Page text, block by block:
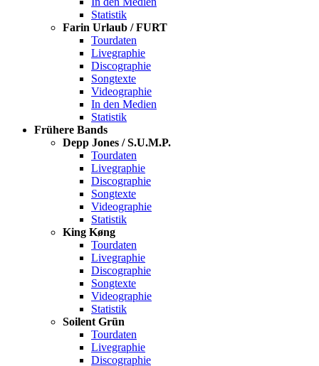
Statistik
Farin Urlaub / FURT
Tourdaten
Livegraphie
Discographie
Songtexte
Videographie
In den Medien
Statistik
Frühere Bands
Depp Jones / S.U.M.P.
Tourdaten
Livegraphie
Discographie
Songtexte
Videographie
Statistik
King Køng
Tourdaten
Livegraphie
Discographie
Songtexte
Videographie
Statistik
Soilent Grün
Tourdaten
Livegraphie
Discographie